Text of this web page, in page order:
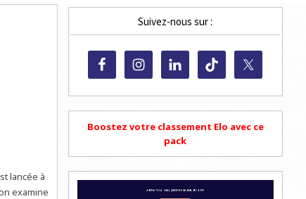
lancée à
examine
Suivez-nous sur :
Boostez votre classement Elo avec ce
pack